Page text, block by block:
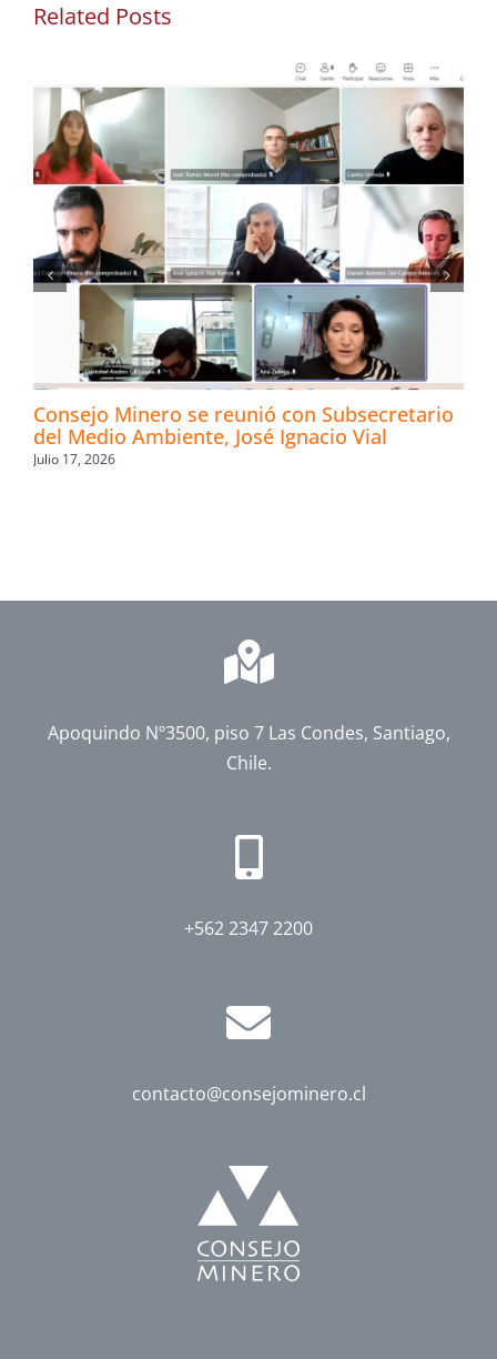
Related Posts
Consejo Minero se reunió con Subsecretario
del Medio Ambiente, José Ignacio Vial
Julio 17, 2026
Apoquindo Nº3500, piso 7 Las Condes, Santiago,
Chile.
+562 2347 2200
contacto@consejominero.cl